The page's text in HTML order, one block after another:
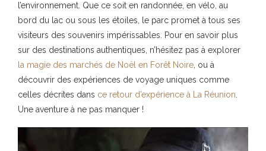
l’environnement. Que ce soit en randonnée, en vélo, au
bord du lac ou sous les étoiles, le parc promet à tous ses
visiteurs des souvenirs impérissables. Pour en savoir plus
sur des destinations authentiques, n’hésitez pas à explorer
la magie des marchés de Noël en Forêt Noire , ou à
découvrir des expériences de voyage uniques comme
celles décrites dans ce retour d’expérience à La Réunion
Une aventure à ne pas manquer !